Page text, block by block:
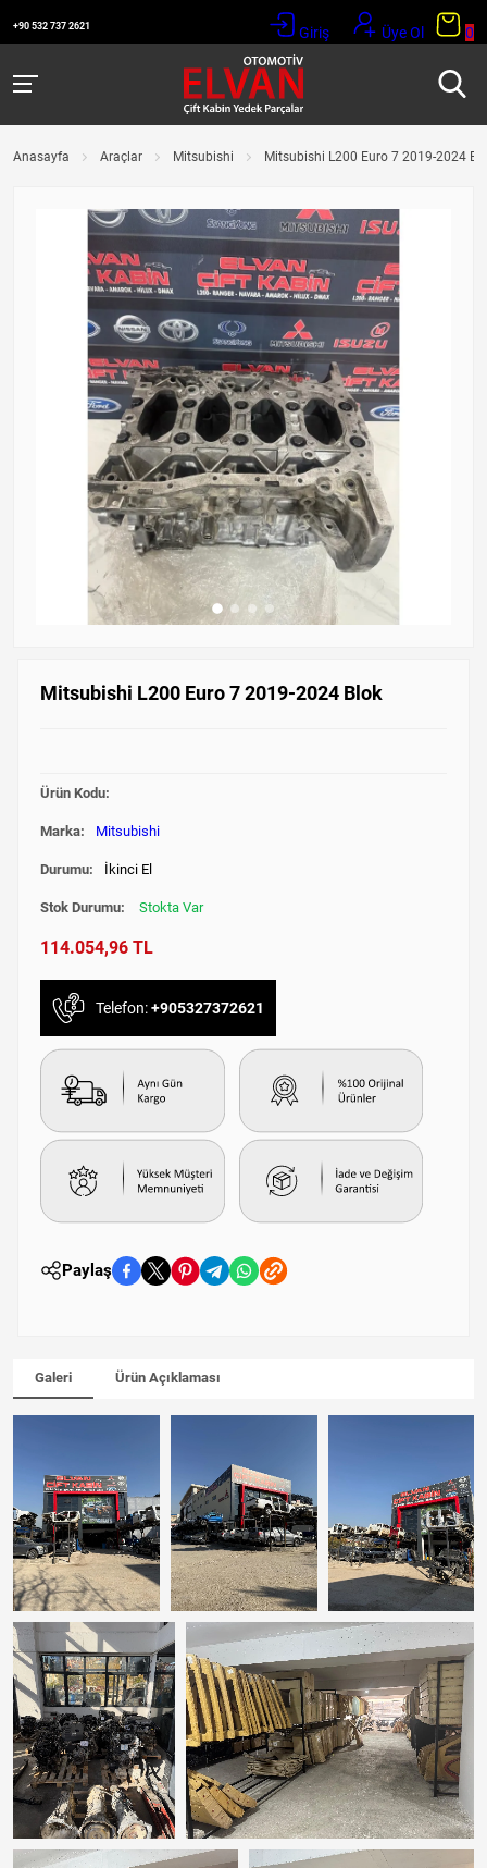
+90 532 737 2621 Giriş Üye Ol 0
Anasayfa Araçlar Mitsubishi Mitsubishi L200 Euro 7 2019-2024
Mitsubishi L200 Euro 7 2019-2024 Blok
Ürün Kodu:
Marka: Mitsubishi
Durumu: İkinci El
Stok Durumu: Stokta Var
114.054,96 TL
Telefon:+905327372621
Paylaş
Galeri Ürün Açıklaması